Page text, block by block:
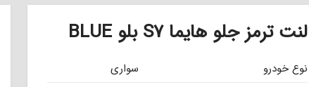
لنت ترمز جلو هایما S7 بلو BLUE
نوع خودرو
سواری